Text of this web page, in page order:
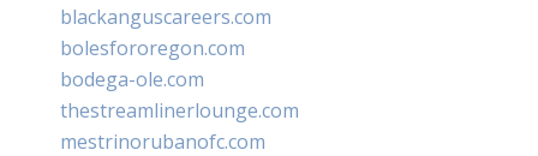
blackanguscareers.com
bolesfororegon.com
bodega-ole.com
thestreamlinerlounge.com
mestrinorubanofc.com